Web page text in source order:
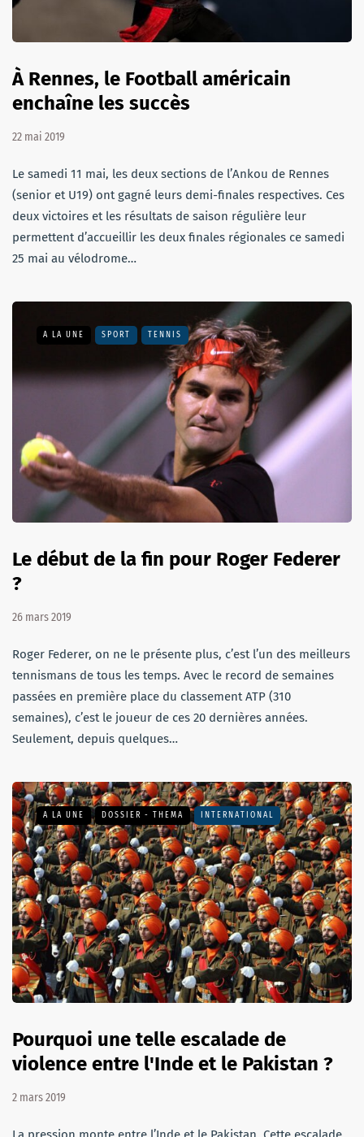
À Rennes, le Football américain
enchaîne les succès
22 mai 2019
Le samedi 11 mai, les deux sections de l’Ankou de Rennes
(senior et U19) ont gagné leurs demi-finales respectives. Ces
deux victoires et les résultats de saison régulière leur
permettent d’accueillir les deux finales régionales ce samedi
25 mai au vélodrome…
A LA UNE SPORT TENNIS
Le début de la fin pour Roger Federer
?
26 mars 2019
Roger Federer, on ne le présente plus, c’est l’un des meilleurs
tennismans de tous les temps. Avec le record de semaines
passées en première place du classement ATP (310
semaines), c’est le joueur de ces 20 dernières années.
Seulement, depuis quelques…
A LA UNE DOSSIER - THEMA INTERNATIONAL
Pourquoi une telle escalade de
violence entre l'Inde et le Pakistan ?
2 mars 2019